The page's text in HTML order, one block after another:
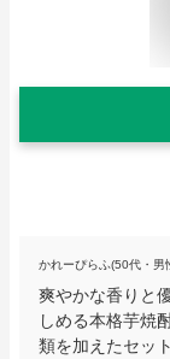
かれーぴらふ(50代・男
爽やかな香りと
しめる本格芋焼
類を加えたセッ